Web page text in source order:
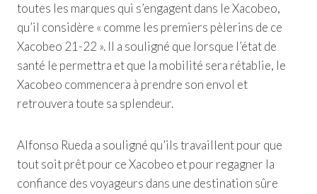
toutes les marques qui s’engagent dans le Xacobeo,
qu’il considère « comme les premiers pèlerins de ce
Xacobeo 21-22 ». Il a souligné que lorsque l’état de
santé le permettra et que la mobilité sera rétablie, le
Xacobeo commencera à prendre son envol et
retrouvera toute sa splendeur.
Alfonso Rueda a souligné qu’ils travaillent pour que
tout soit prêt pour ce Xacobeo et pour regagner la
confiance des voyageurs dans une destination sûre